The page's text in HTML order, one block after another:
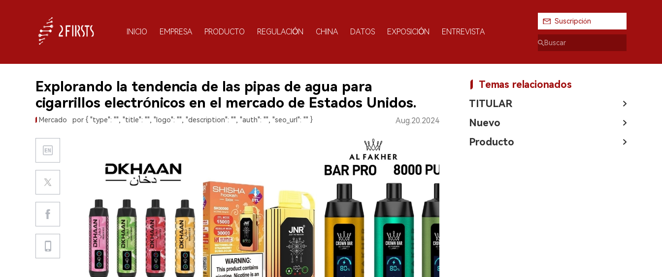
INICIO EMPRESA PRODUCTO REGULACIÓN CHINA DATOS EXPOSICIÓN ENTREVISTA
Suscripción
Explorando la tendencia de las pipas de agua para
cigarrillos electrónicos en el mercado de Estados Unidos.
Mercado por { "type": "", "title": "", "logo": "", "description": "", "auth": "", "seo_url": "" } Aug.20.2024
Temas relacionados
TITULAR
Nuevo
Producto